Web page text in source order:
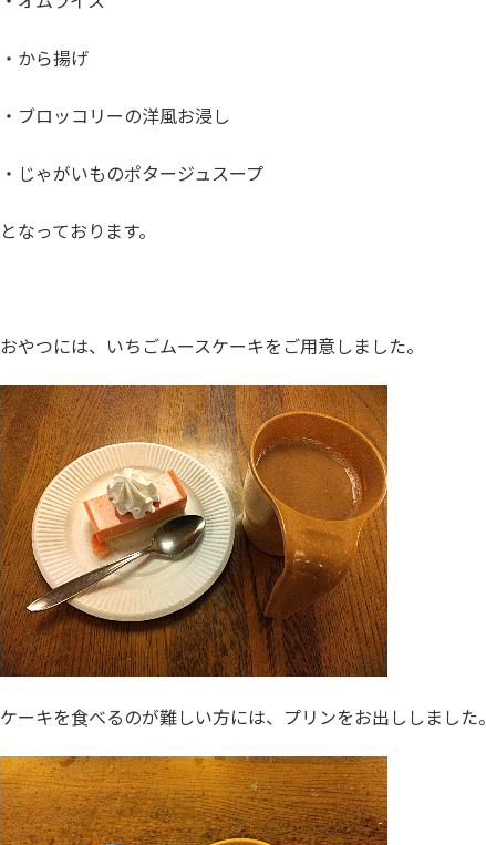
・から揚げ
・ブロッコリーの洋風お浸し
・じゃがいものポタージュスープ
となっております。
おやつには、いちごムースケーキをご用意しました。
ケーキを食べるのが難しい方には、プリンをお出ししました。